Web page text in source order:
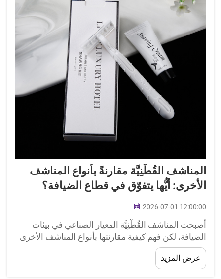
المناشف القُطْنِيَّة مقارنةً بأنواع المناشف
الأخرى: أيُّها يتفوّق في قطاع الضيافة؟
2026-07-01 12:00:00
أصبحت المناشف القُطْنِيَّة المعيار الصناعي في بيئات
الضيافة، لكن فهم كيفية مقارنتها بأنواع المناشف الأخرى
أمرٌ جوهريٌّ لاتخاذ قرارات شراء مستنيرة. سواء كنت تدير
فندقًا صغيرًا أنيقًا، أو منتجعًا سياحيًّا، أو مركزًا صحيًّا، أو
وحدة إيجار عطلات...
عرض المزيد